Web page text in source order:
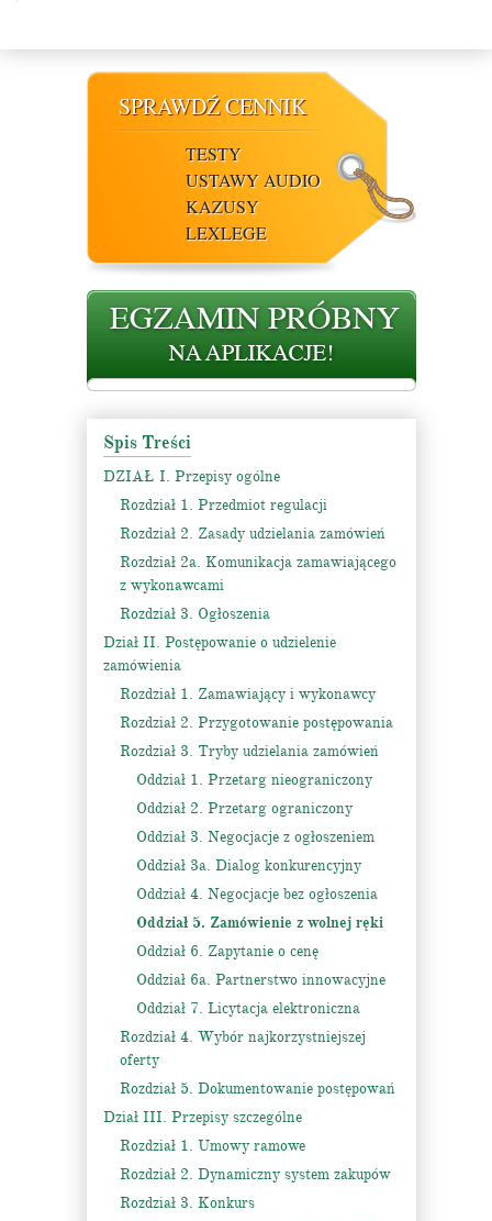
SPRAWDŹ CENNIK
TESTY
USTAWY AUDIO
KAZUSY
LEXLEGE
Spis Treści
DZIAŁ I. Przepisy ogólne
Rozdział 1. Przedmiot regulacji
Rozdział 2. Zasady udzielania zamówień
Rozdział 2a. Komunikacja zamawiającego
z wykonawcami
Rozdział 3. Ogłoszenia
Dział II. Postępowanie o udzielenie
zamówienia
Rozdział 1. Zamawiający i wykonawcy
Rozdział 2. Przygotowanie postępowania
Rozdział 3. Tryby udzielania zamówień
Oddział 1. Przetarg nieograniczony
Oddział 2. Przetarg ograniczony
Oddział 3. Negocjacje z ogłoszeniem
Oddział 3a. Dialog konkurencyjny
Oddział 4. Negocjacje bez ogłoszenia
Oddział 5. Zamówienie z wolnej ręki
Oddział 6. Zapytanie o cenę
Oddział 6a. Partnerstwo innowacyjne
Oddział 7. Licytacja elektroniczna
Rozdział 4. Wybór najkorzystniejszej
oferty
Rozdział 5. Dokumentowanie postępowań
Dział III. Przepisy szczególne
Rozdział 1. Umowy ramowe
Rozdział 2. Dynamiczny system zakupów
Rozdział 3. Konkurs